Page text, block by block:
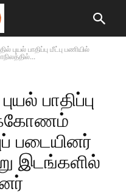
புயல் பாதிப்பு மீட்பு பணியில்
பாதிப்பு
படையினர்
இடங்களில்